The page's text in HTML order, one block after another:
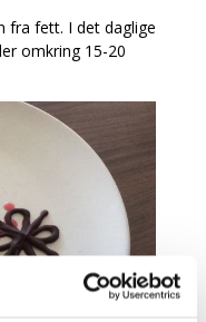
fra fett. I det daglige
omkring 15-20